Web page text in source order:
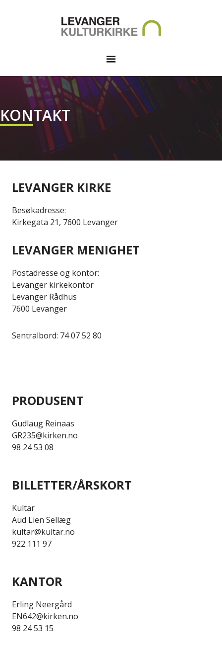
KONTAKT
LEVANGER KIRKE
Besøkadresse:
Kirkegata 21, 7600 Levanger
LEVANGER MENIGHET
Postadresse og kontor:
Levanger kirkekontor
Levanger Rådhus
7600 Levanger
Sentralbord: 74 07 52 80
PRODUSENT
Gudlaug Reinaas
GR235@kirken.no
98 24 53 08
BILLETTER/ÅRSKORT
Kultar
Aud Lien Sellæg
kultar@kultar.no
922 111 97
KANTOR
Erling Neergård
EN642@kirken.no
98 24 53 15